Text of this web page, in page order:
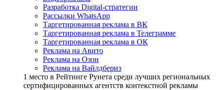
Разработка Digital-стратегии
Рассылки WhatsApp
Таргетированная реклама в ВК
Таргетированная реклама в Телеграмме
Таргетированная реклама в ОК
Реклама на Авито
Реклама на Озон
Реклама на Вайлдбериз
1 место в Рейтинге Рунета cреди лучших региональных
сертифицированных агентств контекстной рекламы